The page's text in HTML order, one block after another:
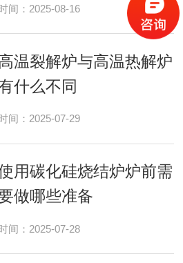
间：2025-08-16
温裂解炉与高温热解炉
什么不同
间：2025-07-29
用碳化硅烧结炉炉前需
做哪些准备
间：2025-07-28